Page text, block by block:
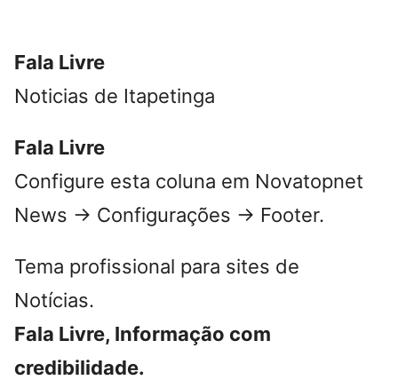
Fala Livre
Noticias de Itapetinga
Fala Livre
Configure esta coluna em Novatopnet
News → Configurações → Footer.
Tema profissional para sites de
Notícias.
Fala Livre, Informação com
credibilidade.